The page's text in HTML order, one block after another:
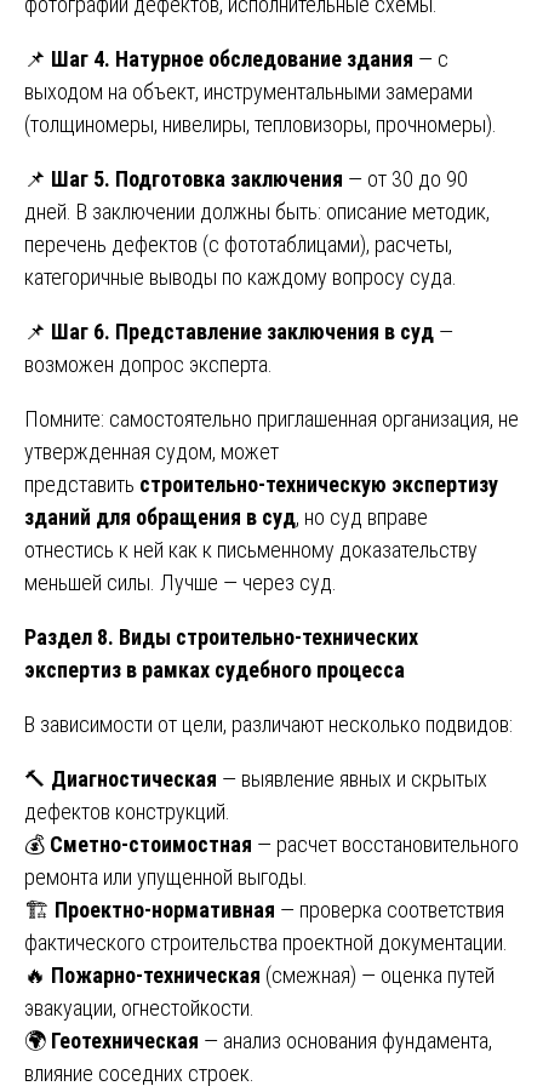
📌 Шаг 4. Натурное обследование здания — с
выходом на объект, инструментальными замерами
(толщиномеры, нивелиры, тепловизоры, прочномеры).
📌 Шаг 5. Подготовка заключения — от 30 до 90
дней. В заключении должны быть: описание методик,
перечень дефектов (с фототаблицами), расчеты,
категоричные выводы по каждому вопросу суда.
📌 Шаг 6. Представление заключения в суд —
возможен допрос эксперта.
Помните: самостоятельно приглашенная организация, не
утвержденная судом, может
представить строительно-техническую экспертизу
зданий для обращения в суд, но суд вправе
отнестись к ней как к письменному доказательству
меньшей силы. Лучше — через суд.
Раздел 8. Виды строительно-технических
экспертиз в рамках судебного процесса
В зависимости от цели, различают несколько подвидов:
🔨 Диагностическая — выявление явных и скрытых
дефектов конструкций.
💰 Сметно-стоимостная — расчет восстановительного
ремонта или упущенной выгоды.
🏗️ Проектно-нормативная — проверка соответствия
фактического строительства проектной документации.
🔥 Пожарно-техническая (смежная) — оценка путей
эвакуации, огнестойкости.
🌍 Геотехническая — анализ основания фундамента,
влияние соседних строек.